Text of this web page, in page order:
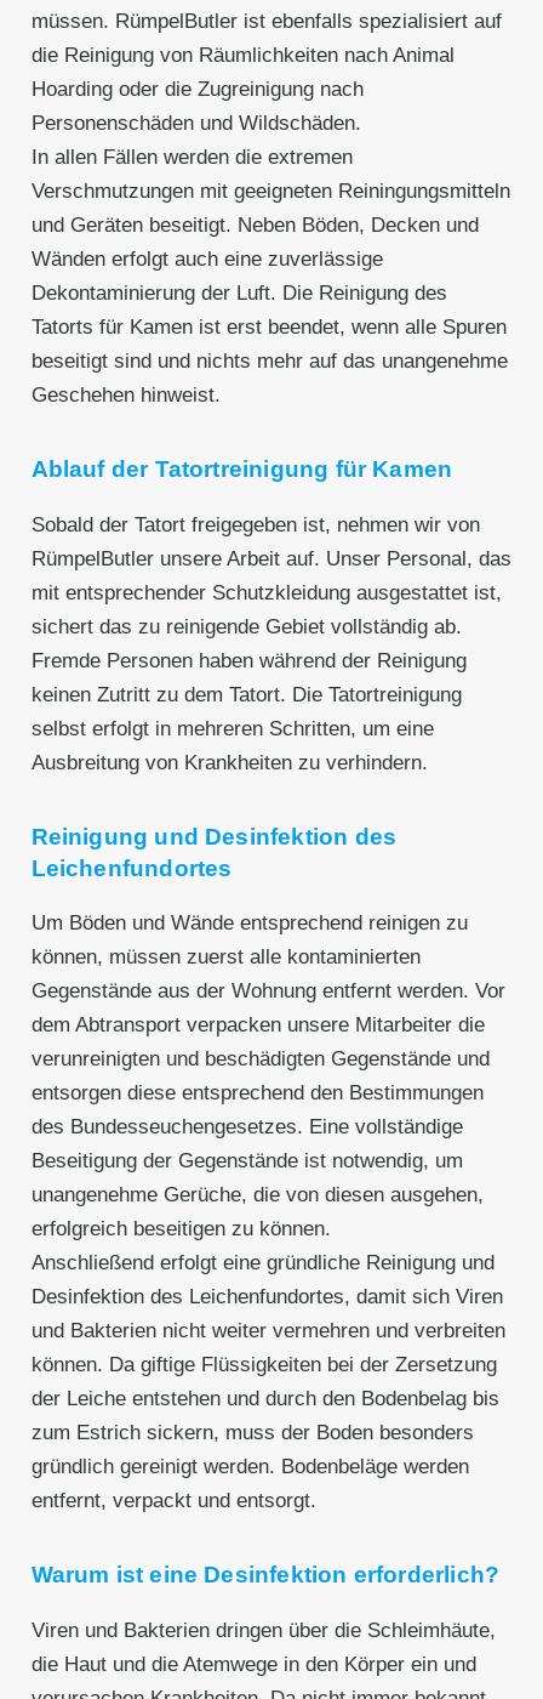
müssen. RümpelButler ist ebenfalls spezialisiert auf
die Reinigung von Räumlichkeiten nach Animal
Hoarding oder die Zugreinigung nach
Personenschäden und Wildschäden.
In allen Fällen werden die extremen
Verschmutzungen mit geeigneten Reiningungsmitteln
und Geräten beseitigt. Neben Böden, Decken und
Wänden erfolgt auch eine zuverlässige
Dekontaminierung der Luft. Die Reinigung des
Tatorts für Kamen ist erst beendet, wenn alle Spuren
beseitigt sind und nichts mehr auf das unangenehme
Geschehen hinweist.
Ablauf der Tatortreinigung für Kamen
Sobald der Tatort freigegeben ist, nehmen wir von
RümpelButler unsere Arbeit auf. Unser Personal, das
mit entsprechender Schutzkleidung ausgestattet ist,
sichert das zu reinigende Gebiet vollständig ab.
Fremde Personen haben während der Reinigung
keinen Zutritt zu dem Tatort. Die Tatortreinigung
selbst erfolgt in mehreren Schritten, um eine
Ausbreitung von Krankheiten zu verhindern.
Reinigung und Desinfektion des
Leichenfundortes
Um Böden und Wände entsprechend reinigen zu
können, müssen zuerst alle kontaminierten
Gegenstände aus der Wohnung entfernt werden. Vor
dem Abtransport verpacken unsere Mitarbeiter die
verunreinigten und beschädigten Gegenstände und
entsorgen diese entsprechend den Bestimmungen
des Bundesseuchengesetzes. Eine vollständige
Beseitigung der Gegenstände ist notwendig, um
unangenehme Gerüche, die von diesen ausgehen,
erfolgreich beseitigen zu können.
Anschließend erfolgt eine gründliche Reinigung und
Desinfektion des Leichenfundortes, damit sich Viren
und Bakterien nicht weiter vermehren und verbreiten
können. Da giftige Flüssigkeiten bei der Zersetzung
der Leiche entstehen und durch den Bodenbelag bis
zum Estrich sickern, muss der Boden besonders
gründlich gereinigt werden. Bodenbeläge werden
entfernt, verpackt und entsorgt.
Warum ist eine Desinfektion erforderlich?
Viren und Bakterien dringen über die Schleimhäute,
die Haut und die Atemwege in den Körper ein und